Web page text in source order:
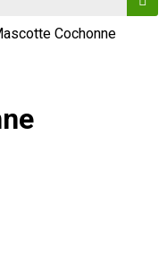
Cochonne